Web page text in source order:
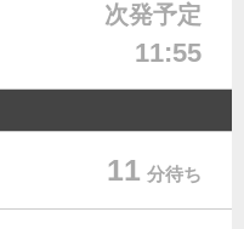
次発予定
11:55
11 分待ち